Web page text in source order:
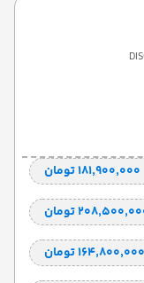
۱۸۱٬۹۰۰٬۰۰۰ تومان
تومان
۱۶۴٬۸۰۰٬۰۰۰ تومان